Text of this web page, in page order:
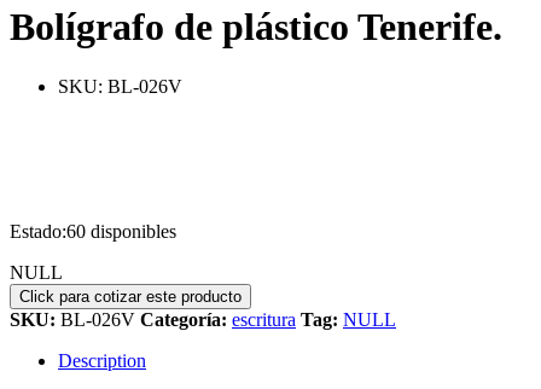
Bolígrafo de plástico Tenerife.
SKU: BL-026V
Estado:60 disponibles
NULL
SKU: BL-026V Categoría: escritura Tag: NULL
Description